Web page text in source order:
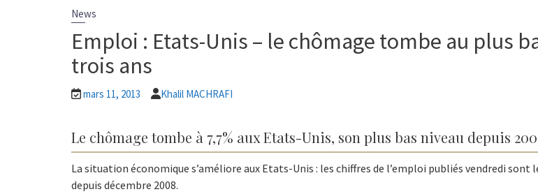
News
Emploi : Etats-Unis – le chômage tombe au plus
trois ans
mars 11, 2013 Khalil MACHRAFI
Le chômage tombe à 7,7% aux Etats-Unis, son plus bas niveau depuis
La situation économique s’améliore aux Etats-Unis : les chiffres de l’emploi publiés vendredi sont
depuis décembre 2008.